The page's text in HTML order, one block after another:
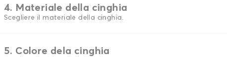
4. Materiale della cinghia
Scegliere il materiale della cinghia.
5. Colore dela cinghia